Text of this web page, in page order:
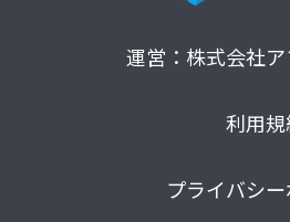
運営：株式会社
利用規
プライバシ